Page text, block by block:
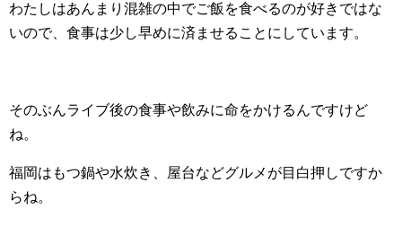
わたしはあんまり混雑の中でご飯を食べるのが好きではな
いので、食事は少し早めに済ませることにしています。
そのぶんライブ後の食事や飲みに命をかけるんですけど
ね。
福岡はもつ鍋や水炊き、屋台などグルメが目白押しですか
らね。